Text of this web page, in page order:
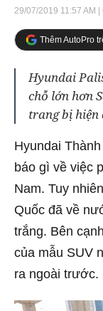
29/07/2019 11:57 AM
Thêm AutoPro
Hyundai
chỗ lớn hơn
trang bị hiện
Hyundai
báo gì về việc
Nam. Tuy
Quốc đã về
trắng. Bên
của mẫu SUV
ra ngoài trước.